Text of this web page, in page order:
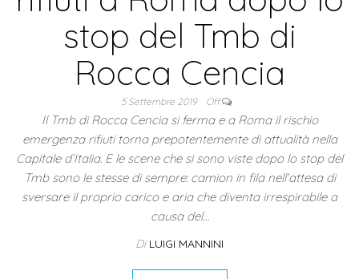
stop del Tmb di
Rocca Cencia
5 Settembre 2019 Off
Il Tmb di Rocca Cencia si ferma e a Roma il rischio
emergenza rifiuti torna prepotentemente di attualità nella
Capitale d’Italia. E le scene che si sono viste dopo lo stop del
Tmb sono le stesse di sempre: camion in fila nell’attesa di
sversare il proprio carico e aria che diventa irrespirabile a
causa del…
Di LUIGI MANNINI